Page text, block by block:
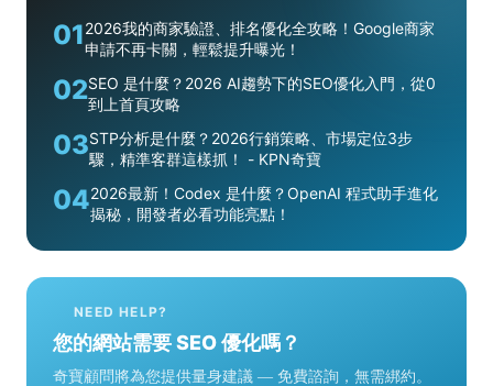
012026我的商家驗證、排名優化全攻略！Google商家
申請不再卡關，輕鬆提升曝光！
02SEO 是什麼？2026 AI趨勢下的SEO優化入門，從0
到上首頁攻略
03STP分析是什麼？2026行銷策略、市場定位3步
驟，精準客群這樣抓！ - KPN奇寶
042026最新！Codex 是什麼？OpenAI 程式助手進化
揭秘，開發者必看功能亮點！
NEED HELP?
您的網站需要 SEO 優化嗎？
奇寶顧問將為您提供量身建議 — 免費諮詢，無需綁約。